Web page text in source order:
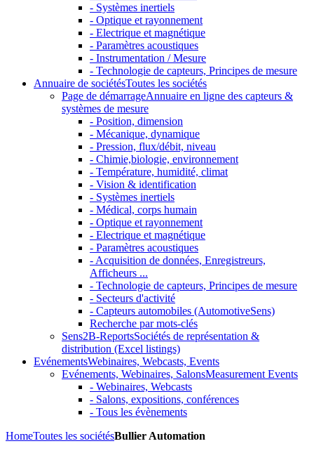
- Systèmes inertiels
- Optique et rayonnement
- Electrique et magnétique
- Paramètres acoustiques
- Instrumentation / Mesure
- Technologie de capteurs, Principes de mesure
Annuaire de sociétésToutes les sociétés
Page de démarrageAnnuaire en ligne des capteurs &
systèmes de mesure
- Position, dimension
- Mécanique, dynamique
- Pression, flux/débit, niveau
- Chimie,biologie, environnement
- Température, humidité, climat
- Vision & identification
- Systèmes inertiels
- Médical, corps humain
- Optique et rayonnement
- Electrique et magnétique
- Paramètres acoustiques
- Acquisition de données, Enregistreurs,
Afficheurs ...
- Technologie de capteurs, Principes de mesure
- Secteurs d'activité
- Capteurs automobiles (AutomotiveSens)
Recherche par mots-clés
Sens2B-ReportsSociétés de représentation &
distribution (Excel listings)
EvénementsWebinaires, Webcasts, Events
Evénements, Webinaires, SalonsMeasurement Events
- Webinaires, Webcasts
- Salons, expositions, conférences
- Tous les évènements
HomeToutes les sociétésBullier Automation